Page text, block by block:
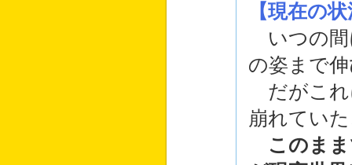
【現在の
いつの間
の姿まで
だがこれ
崩れてい
このま